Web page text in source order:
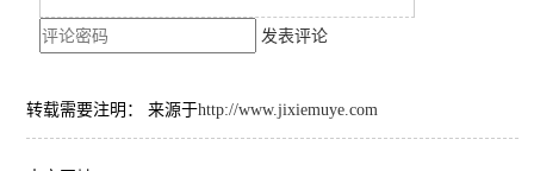
发表评论
转载需要注明： 来源于http://www.jixiemuye.com